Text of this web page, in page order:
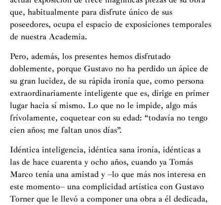
que, habitualmente para disfrute único de sus
poseedores, ocupa el espacio de exposiciones temporales
de nuestra Academia.
Pero, además, los presentes hemos disfrutado
doblemente, porque Gustavo no ha perdido un ápice de
su gran lucidez, de su rápida ironía que, como persona
extraordinariamente inteligente que es, dirige en primer
lugar hacia sí mismo. Lo que no le impide, algo más
frívolamente, coquetear con su edad: “todavía no tengo
cien años; me faltan unos días”.
Idéntica inteligencia, idéntica sana ironía, idénticas a
las de hace cuarenta y ocho años, cuando ya Tomás
Marco tenía una amistad y –lo que más nos interesa en
este momento– una complicidad artística con Gustavo
Torner que le llevó a componer una obra a él dedicada,